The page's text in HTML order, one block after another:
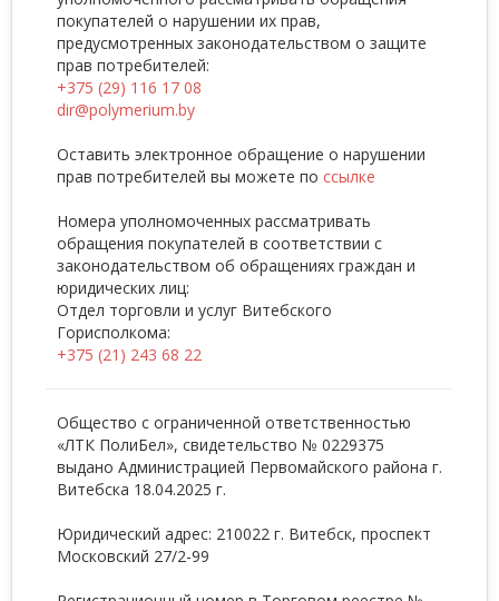
покупателей о нарушении их прав,
предусмотренных законодательством о защите
прав потребителей:
+375 (29) 116 17 08
dir@polymerium.by
Оставить электронное обращение о нарушении
прав потребителей вы можете по ссылке
Номера уполномоченных рассматривать
обращения покупателей в соответствии с
законодательством об обращениях граждан и
юридических лиц:
Отдел торговли и услуг Витебского
Горисполкома:
+375 (21) 243 68 22
Общество с ограниченной ответственностью
«ЛТК ПолиБел», свидетельство № 0229375
выдано Администрацией Первомайского района г.
Витебска 18.04.2025 г.
Юридический адрес: 210022 г. Витебск, проспект
Московский 27/2-99